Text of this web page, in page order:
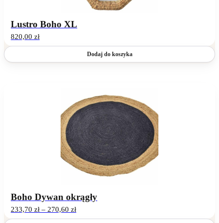
Lustro Boho XL
820,00 zł
Dodaj do koszyka
Boho Dywan okrągły
233,70 zł – 270,60 złZakres